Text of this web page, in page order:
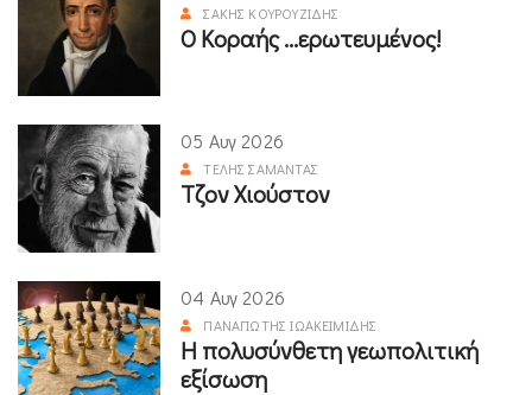
ΣΆΚΗΣ ΚΟΥΡΟΥΖΊΔΗΣ
Ο Κοραής ...ερωτευμένος!
05 Αυγ 2026
ΤΈΛΗΣ ΣΑΜΑΝΤΆΣ
Τζον Χιούστον
04 Αυγ 2026
ΠΑΝΑΓΙΏΤΗΣ ΙΩΑΚΕΙΜΊΔΗΣ
Η πολυσύνθετη γεωπολιτική
εξίσωση